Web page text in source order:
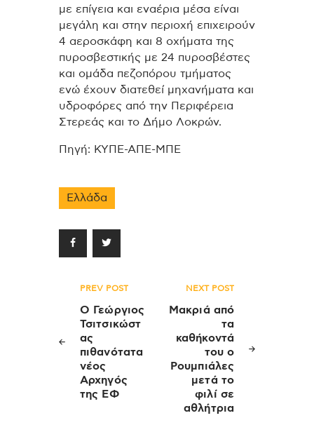
με επίγεια και εναέρια μέσα είναι
μεγάλη και στην περιοχή επιχειρούν
4 αεροσκάφη και 8 οχήματα της
πυροσβεστικής με 24 πυροσβέστες
και ομάδα πεζοπόρου τμήματος
ενώ έχουν διατεθεί μηχανήματα και
υδροφόρες από την Περιφέρεια
Στερεάς και το Δήμο Λοκρών.
Πηγή: ΚΥΠΕ-ΑΠΕ-ΜΠΕ
Ελλάδα
Πλοήγηση
άρθρων
PREV POST
Ο Γεώργιος
Τσιτσικώστ
ας
πιθανότατα
νέος
Αρχηγός
της ΕΦ
NEXT POST
Μακριά από
τα
καθήκοντά
του ο
Ρουμπιάλες
μετά το
φιλί σε
αθλήτρια